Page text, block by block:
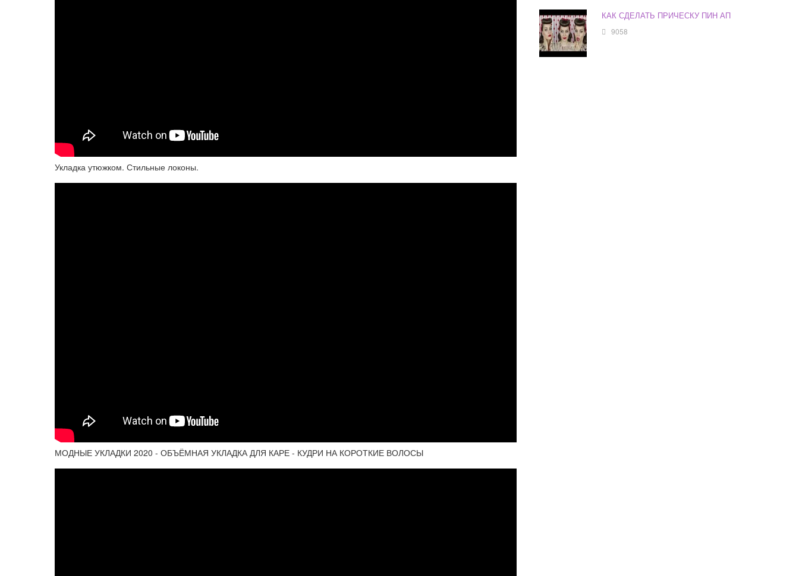
Укладка утюжком. Стильные локоны.
МОДНЫЕ УКЛАДКИ 2020 - ОБЪЁМНАЯ УКЛАДКА ДЛЯ КАРЕ - КУДРИ НА КОРОТКИЕ ВОЛОСЫ
КАК СДЕЛАТЬ ПРИЧЕСКУ ПИН АП
9058